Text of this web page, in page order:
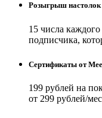
Розыгрыш настолок
15 числа
подписчика,
Сертификаты от
199 рублей на
от 299 рублей/